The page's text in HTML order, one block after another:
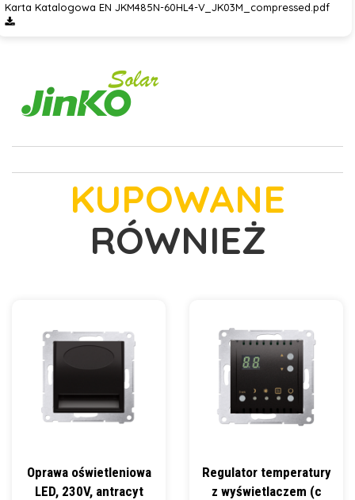
Karta Katalogowa EN JKM485N-60HL4-V_JK03M_compressed.pdf
KUPOWANE
RÓWNIEŻ
Oprawa oświetleniowa
LED, 230V, antracyt
Regulator temperatury
z wyświetlaczem (c